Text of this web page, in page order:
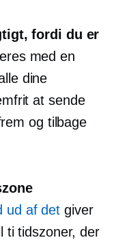
fordi du er
med en
dine
at sende
og tilbage
ud af det giver
ti tidszoner, der